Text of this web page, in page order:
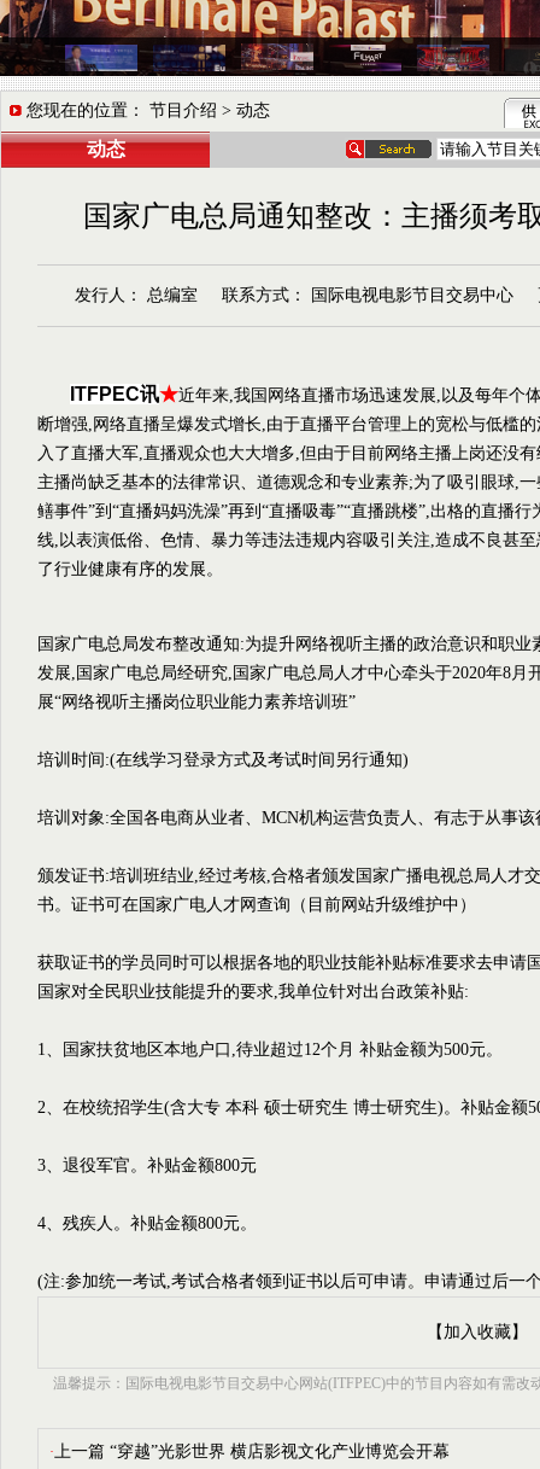
您现在的位置： 节目介绍 > 动态
动态
国家广电总局通知整改：主播须考
发行人： 总编室 联系方式： 国际电视电影节目交易中心
ITFPEC讯★近年来,我国网络直播市场迅速发展,以及每年个
断增强,网络直播呈爆发式增长,由于直播平台管理上的宽松与低槛
入了直播大军,直播观众也大大增多,但由于目前网络主播上岗还没
主播尚缺乏基本的法律常识、道德观念和专业素养;为了吸引眼球,
鳝事件”到“直播妈妈洗澡”再到“直播吸毒”“直播跳楼”,出格的直播
线,以表演低俗、色情、暴力等违法违规内容吸引关注,造成不良甚
了行业健康有序的发展。
国家广电总局发布整改通知:为提升网络视听主播的政治意识和职业
发展,国家广电总局经研究,国家广电总局人才中心牵头于2020年8月
展“网络视听主播岗位职业能力素养培训班”
培训时间:(在线学习登录方式及考试时间另行通知)
培训对象:全国各电商从业者、MCN机构运营负责人、有志于从事
颁发证书:培训班结业,经过考核,合格者颁发国家广播电视总局人才
书。证书可在国家广电人才网查询（目前网站升级维护中）
获取证书的学员同时可以根据各地的职业技能补贴标准要求去申请
国家对全民职业技能提升的要求,我单位针对出台政策补贴:
1、国家扶贫地区本地户口,待业超过12个月 补贴金额为500元。
2、在校统招学生(含大专 本科 硕士研究生 博士研究生)。补贴金额
3、退役军官。补贴金额800元
4、残疾人。补贴金额800元。
(注:参加统一考试,考试合格者领到证书以后可申请。申请通过后一
【加入收藏】
温馨提示：国际电视电影节目交易中心网站(ITFPEC)中的节目内容如有需改
·上一篇 “穿越”光影世界 横店影视文化产业博览会开幕